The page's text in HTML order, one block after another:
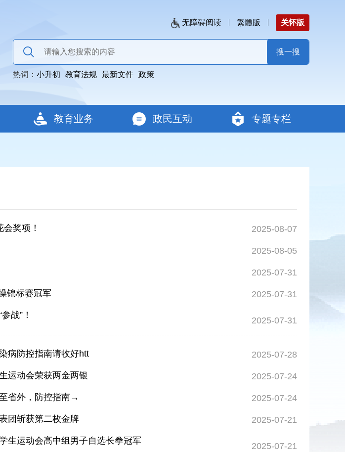
无障碍阅读 繁體版 关怀版
热词： 小升初 教育法规 最新文件 政策
教育业务 政民互动 专题专栏
奖项！ 2025-08-07
2025-08-05
2025-07-31
锦标赛冠军 2025-07-31
战”！
2025-07-31
病防控指南请收好htt 2025-07-28
运动会荣获两金两银 2025-07-24
省外，防控指南→ 2025-07-24
团斩获第二枚金牌 2025-07-21
生运动会高中组男子自选长拳冠军
2025-07-21